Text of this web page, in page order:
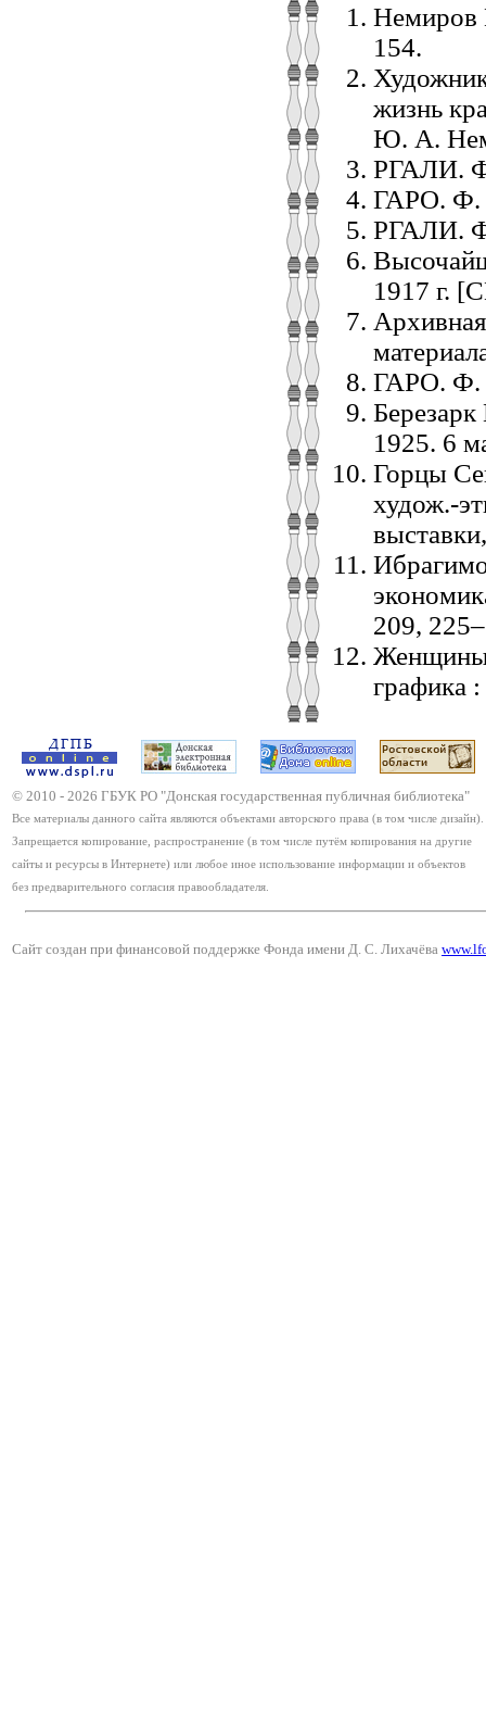
Немиров
154.
жизнь
Ю. А.
РГАЛИ.
ГАРО. Ф.
РГАЛИ.
1917 г.
ГАРО. Ф.
1925. 6
Горцы
худож.-
209,
Женщины
графика
© 2010 - 2026 ГБУК РО "Донская государственная публичная библиотека"
Все материалы данного сайта являются объектами авторского права (в том числе дизайн).
Запрещается копирование, распространение (в том числе путём копирования на другие
сайты и ресурсы в Интернете) или любое иное использование информации и объектов
без предварительного согласия правообладателя.
Сайт создан при финансовой поддержке Фонда имени Д. С. Лихачёва